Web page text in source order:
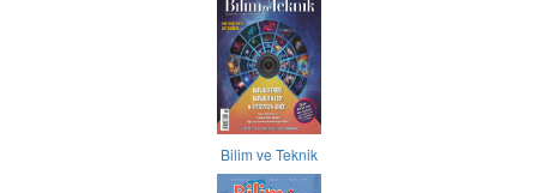
Bilim ve Teknik